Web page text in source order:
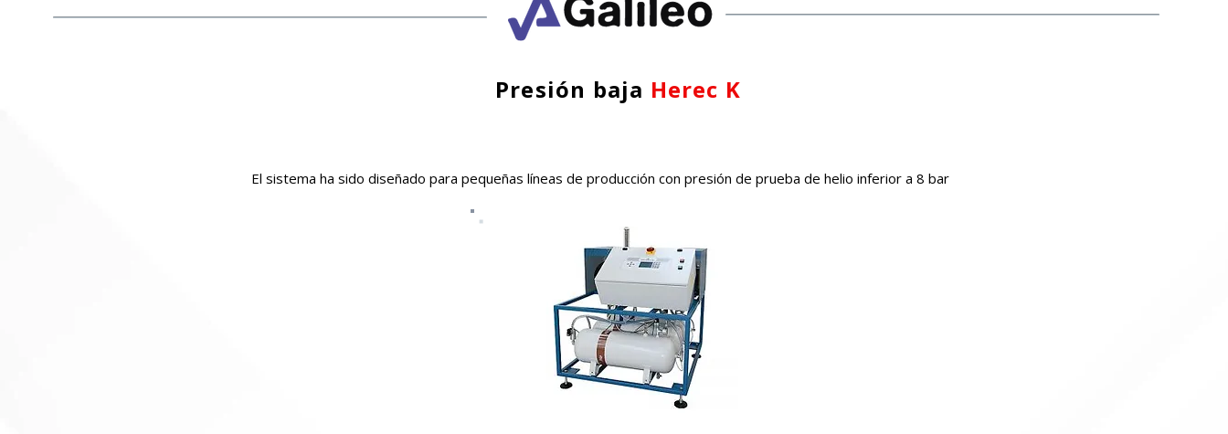
Presión baja Herec K
El sistema ha sido diseñado para pequeñas líneas de producción con presión de prueba de helio inferior a 8 bar